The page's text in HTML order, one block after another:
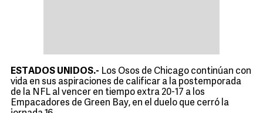
ESTADOS UNIDOS.- Los Osos de Chicago continúan con
vida en sus aspiraciones de calificar a la postemporada
de la NFL al vencer en tiempo extra 20-17 a los
Empacadores de Green Bay, en el duelo que cerró la